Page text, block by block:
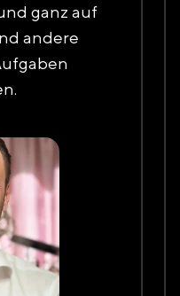
ganz auf
andere